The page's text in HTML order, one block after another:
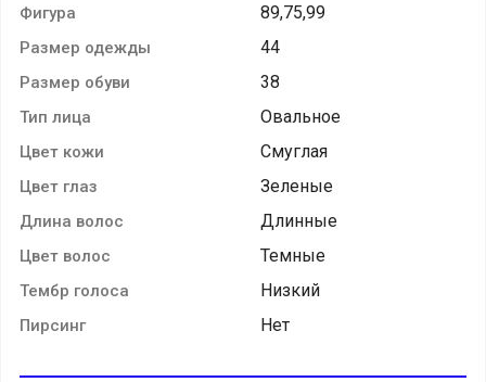
Фигура 89,75,99
Размер одежды 44
Размер обуви 38
Тип лица Овальное
Цвет кожи Смуглая
Цвет глаз Зеленые
Длина волос Длинные
Цвет волос Темные
Тембр голоса Низкий
Пирсинг Нет